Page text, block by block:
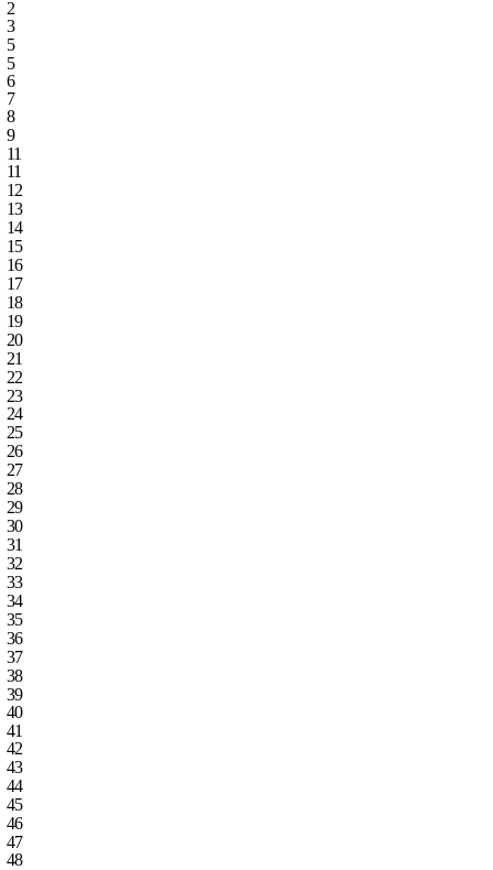
2
3
5
5
6
7
8
9
11
11
12
13
14
15
16
17
18
19
20
21
22
23
24
25
26
27
28
29
30
31
32
33
34
35
36
37
38
39
40
41
42
43
44
45
46
47
48